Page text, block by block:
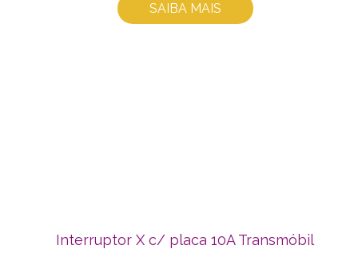
SAIBA MAIS
Interruptor X c/ placa 10A Transmóbil